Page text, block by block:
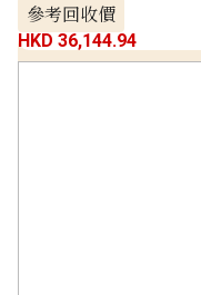
參考回收價
HKD 36,144.94